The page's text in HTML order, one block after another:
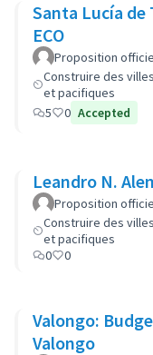
Santa Lucía de
ECO
Proposition
Construire des
et pacifiques
5
0 Accepted
Leandro N.
Proposition
Construire des
et pacifiques
0
0
Valongo:
Valongo